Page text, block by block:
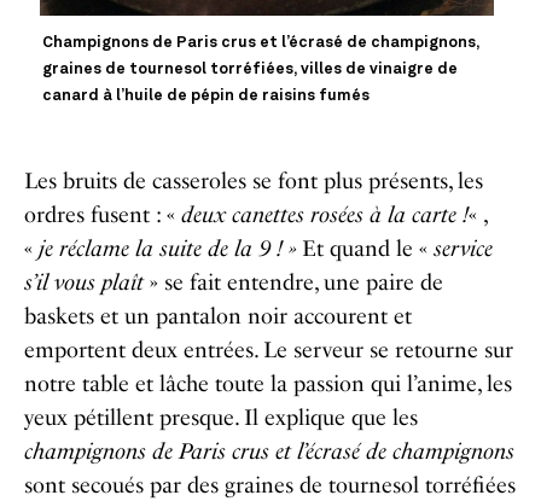
Champignons de Paris crus et l’écrasé de champignons,
graines de tournesol torréfiées, villes de vinaigre de
canard à l’huile de pépin de raisins fumés
Les bruits de casseroles se font plus présents, les
ordres fusent : « deux canettes rosées à la carte !« ,
« je réclame la suite de la 9 ! »Et quand le « service
s’il vous plaît» se fait entendre, une paire de
baskets et un pantalon noir accourent et
emportent deux entrées. Le serveur se retourne sur
notre table et lâche toute la passion qui l’anime, les
yeux pétillent presque. Il explique que les
champignons de Paris crus et l’écrasé de champignons
sont secoués par des graines de tournesol torréfiées